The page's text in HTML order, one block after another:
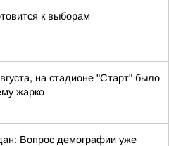
к выборам
на стадионе "Старт" было
жарко
Вопрос демографии уже